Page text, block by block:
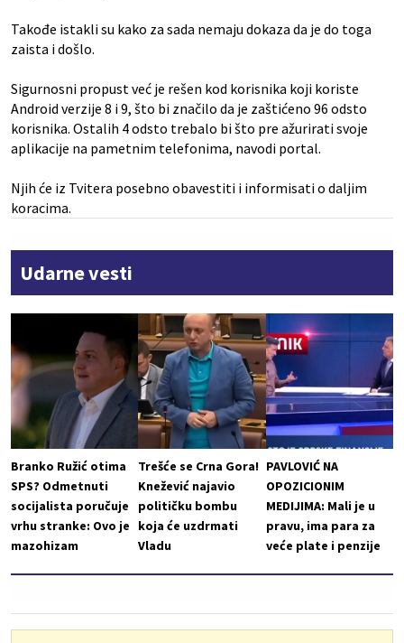
Takođe istakli su kako za sada nemaju dokaza da je do toga
zaista i došlo.
Sigurnosni propust već je rešen kod korisnika koji koriste
Android verzije 8 i 9, što bi značilo da je zaštićeno 96 odsto
korisnika. Ostalih 4 odsto trebalo bi što pre ažurirati svoje
aplikacije na pametnim telefonima, navodi portal.
Njih će iz Tvitera posebno obavestiti i informisati o daljim
koracima.
Udarne vesti
Branko Ružić otima
SPS? Odmetnuti
socijalista poručuje
vrhu stranke: Ovo je
mazohizam
Trešće se Crna Gora!
Knežević najavio
političku bombu
koja će uzdrmati
Vladu
PAVLOVIĆ NA
OPOZICIONIM
MEDIJIMA: Mali je u
pravu, ima para za
veće plate i penzije